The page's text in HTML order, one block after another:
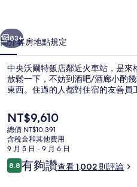
的
相
片
集
個 下一個
83+
簡介客房地點規定
中央沃爾特飯店鄰近火車站，是
放鬆一下，不妨到酒吧/酒廊小酌
東西。住過的人都對住宿的友善員
目
前
的
價
格
是
NT$9,610
總價 NT$10,391
含稅金和其他費用
9 月 5 日 - 9 月 6 日
評
論
8.88.8 分，滿分 10 分，
有夠讚查看 1,002 則評論